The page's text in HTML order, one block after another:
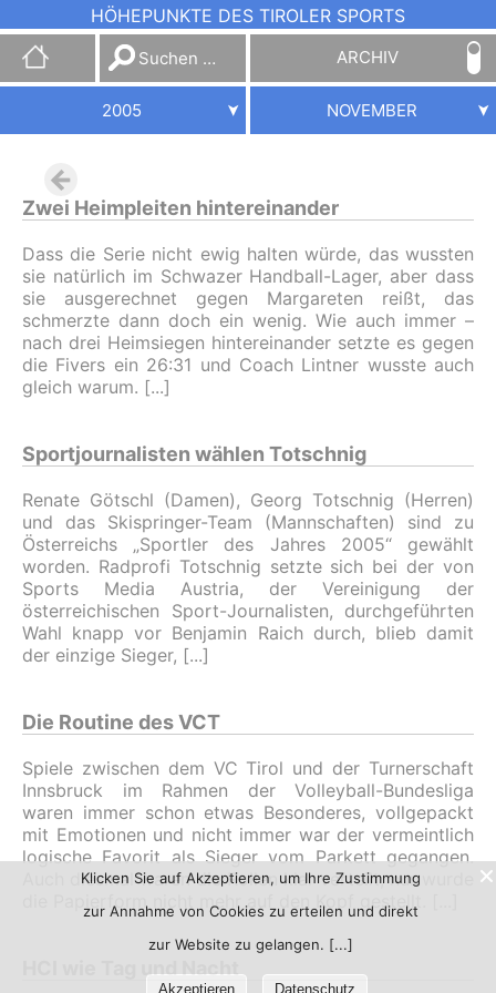
HÖHEPUNKTE DES TIROLER SPORTS
Suchen
nach:
ARCHIV
2005 NOVEMBER
Zwei Heimpleiten hintereinander
Dass die Serie nicht ewig halten würde, das wussten
sie natürlich im Schwazer Handball-Lager, aber dass
sie ausgerechnet gegen Margareten reißt, das
schmerzte dann doch ein wenig. Wie auch immer –
nach drei Heimsiegen hintereinander setzte es gegen
die Fivers ein 26:31 und Coach Lintner wusste auch
gleich warum.
Sportjournalisten wählen Totschnig
Renate Götschl (Damen), Georg Totschnig (Herren)
und das Skispringer-Team (Mannschaften) sind zu
Österreichs „Sportler des Jahres 2005“ gewählt
worden. Radprofi Totschnig setzte sich bei der von
Sports Media Austria, der Vereinigung der
österreichischen Sport-Journalisten, durchgeführten
Wahl knapp vor Benjamin Raich durch, blieb damit
der einzige Sieger,
Die Routine des VCT
Spiele zwischen dem VC Tirol und der Turnerschaft
Innsbruck im Rahmen der Volleyball-Bundesliga
waren immer schon etwas Besonderes, vollgepackt
mit Emotionen und nicht immer war der vermeintlich
logische Favorit als Sieger vom Parkett gegangen.
Auch diesmal waren die Rollen klar verteilt, nur wurde
die Papierform nicht mehr auf den Kopf gestellt.
Klicken Sie auf Akzeptieren, um Ihre Zustimmung
zur Annahme von Cookies zu erteilen und direkt
zur Website zu gelangen.
Akzeptieren Datenschutz